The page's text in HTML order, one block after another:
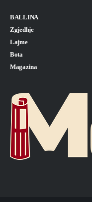
BALLINA
Zgjedhje
Lajme
Bota
Magazina